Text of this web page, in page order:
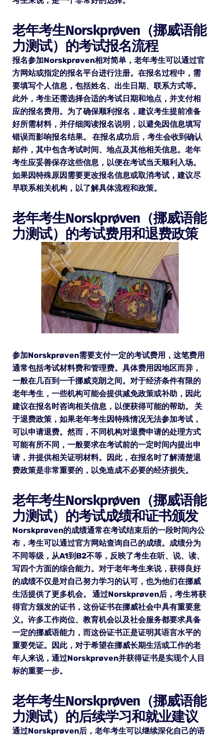
老年考生Norskprøven（挪威语能
力测试）的考试报名流程
报名参加Norskprøven相对简单，老年考生可以通过官
方网站或指定的报名平台进行注册。在报名过程中，需
要填写个人信息，包括姓名、出生日期、联系方式等。
此外，考生还需选择合适的考试日期和地点，并支付相
应的报名费用。为了确保顺利报名，建议考生提前准备
好所需材料，并仔细阅读报名说明，以避免因信息填写
错误而影响报名结果。 在报名成功后，考生会收到确认
邮件，其中包含考试时间、地点及其他相关信息。老年
考生应妥善保存这些信息，以便在考试当天顺利入场。
如果因特殊原因需要更改报名信息或取消考试，建议尽
早联系相关机构，以了解具体流程和政策。
老年考生Norskprøven（挪威语能
力测试）的考试费用和退费政策
参加Norskprøven需要支付一定的考试费用，这笔费用
通常包括考试材料费和管理费。具体费用因地区而异，
一般在几百到一千挪威克朗之间。对于经济条件有限的
老年考生，一些机构可能会提供减免政策或补助，因此
建议在报名时咨询相关信息，以便获得可能的帮助。 关
于退费政策，如果老年考生因特殊情况无法参加考试，
可以申请退费。然而，不同机构对退费申请的处理方式
可能有所不同，一般要求在考试前的一定时间内提出申
请，并提供相关证明材料。因此，在报名时了解清楚退
费政策是非常重要的，以免造成不必要的经济损失。
老年考生Norskprøven（挪威语能
力测试）的考试成绩和证书颁发
Norskprøven的成绩通常在考试结束后的一段时间内公
布，考生可以通过官方网站查询自己的成绩。成绩分为
不同等级，从A1到B2不等，反映了考生在听、说、读、
写四个方面的综合能力。对于老年考生来说，获得良好
的成绩不仅是对自己努力学习的认可，也为他们在挪威
生活提供了更多机会。 通过Norskprøven后，考生将获
得官方颁发的证书，这份证书在挪威社会中具有重要意
义。许多工作岗位、教育机会以及社会服务都要求具备
一定的挪威语能力，而这份证书正是证明其语言水平的
重要凭证。因此，对于希望在挪威长期生活或工作的老
年人来说，通过Norskprøven并获得证书是实现个人目
标的重要一步。
老年考生Norskprøven（挪威语能
力测试）的后续学习和就业建议
通过Norskprøven后，老年考生可以继续深化自己的语